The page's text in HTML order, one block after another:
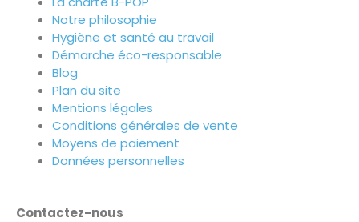
Notre philosophie
Hygiène et santé au travail
Démarche éco-responsable
Blog
Plan du site
Mentions légales
Conditions générales de vente
Moyens de paiement
Données personnelles
Contactez-nous